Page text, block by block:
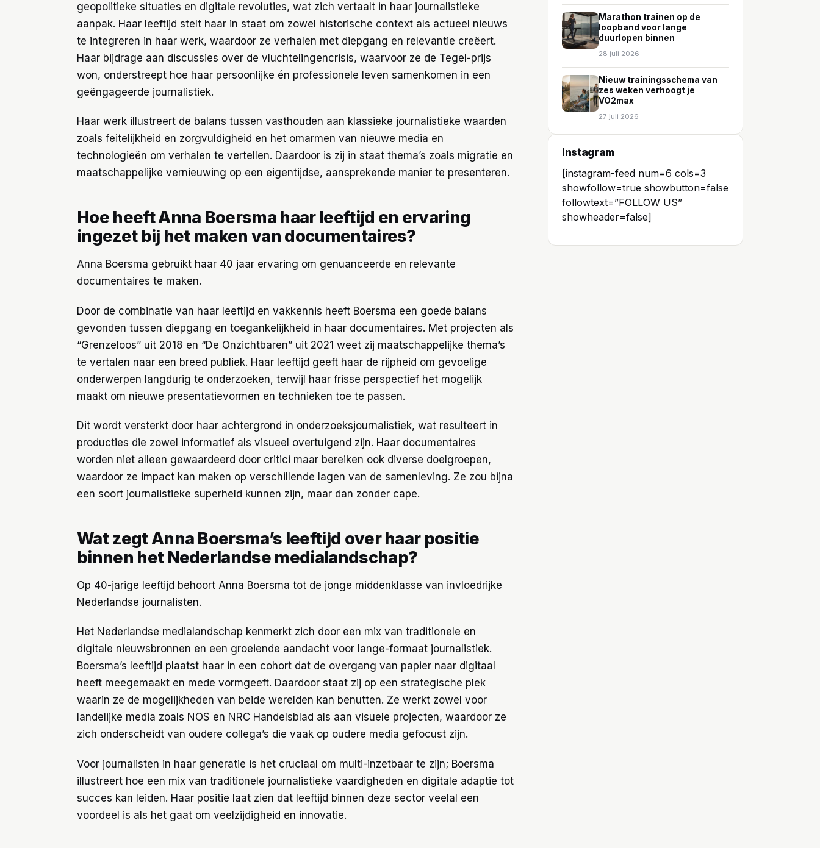
geopolitieke situaties en digitale revoluties, wat zich vertaalt in haar journalistieke
aanpak. Haar leeftijd stelt haar in staat om zowel historische context als actueel nieuws
te integreren in haar werk, waardoor ze verhalen met diepgang en relevantie creëert.
Haar bijdrage aan discussies over de vluchtelingencrisis, waarvoor ze de Tegel-prijs
won, onderstreept hoe haar persoonlijke én professionele leven samenkomen in een
geëngageerde journalistiek.
Haar werk illustreert de balans tussen vasthouden aan klassieke journalistieke waarden
zoals feitelijkheid en zorgvuldigheid en het omarmen van nieuwe media en
technologieën om verhalen te vertellen. Daardoor is zij in staat thema’s zoals migratie en
maatschappelijke vernieuwing op een eigentijdse, aansprekende manier te presenteren.
Hoe heeft Anna Boersma haar leeftijd en ervaring
ingezet bij het maken van documentaires?
Anna Boersma gebruikt haar 40 jaar ervaring om genuanceerde en relevante
documentaires te maken.
Door de combinatie van haar leeftijd en vakkennis heeft Boersma een goede balans
gevonden tussen diepgang en toegankelijkheid in haar documentaires. Met projecten als
“Grenzeloos” uit 2018 en “De Onzichtbaren” uit 2021 weet zij maatschappelijke thema’s
te vertalen naar een breed publiek. Haar leeftijd geeft haar de rijpheid om gevoelige
onderwerpen langdurig te onderzoeken, terwijl haar frisse perspectief het mogelijk
maakt om nieuwe presentatievormen en technieken toe te passen.
Dit wordt versterkt door haar achtergrond in onderzoeksjournalistiek, wat resulteert in
producties die zowel informatief als visueel overtuigend zijn. Haar documentaires
worden niet alleen gewaardeerd door critici maar bereiken ook diverse doelgroepen,
waardoor ze impact kan maken op verschillende lagen van de samenleving. Ze zou bijna
een soort journalistieke superheld kunnen zijn, maar dan zonder cape.
Wat zegt Anna Boersma’s leeftijd over haar positie
binnen het Nederlandse medialandschap?
Op 40-jarige leeftijd behoort Anna Boersma tot de jonge middenklasse van invloedrijke
Nederlandse journalisten.
Het Nederlandse medialandschap kenmerkt zich door een mix van traditionele en
digitale nieuwsbronnen en een groeiende aandacht voor lange-formaat journalistiek.
Boersma’s leeftijd plaatst haar in een cohort dat de overgang van papier naar digitaal
heeft meegemaakt en mede vormgeeft. Daardoor staat zij op een strategische plek
waarin ze de mogelijkheden van beide werelden kan benutten. Ze werkt zowel voor
landelijke media zoals NOS en NRC Handelsblad als aan visuele projecten, waardoor ze
zich onderscheidt van oudere collega’s die vaak op oudere media gefocust zijn.
Voor journalisten in haar generatie is het cruciaal om multi-inzetbaar te zijn; Boersma
illustreert hoe een mix van traditionele journalistieke vaardigheden en digitale adaptie tot
succes kan leiden. Haar positie laat zien dat leeftijd binnen deze sector veelal een
voordeel is als het gaat om veelzijdigheid en innovatie.
Marathon trainen op de
loopband voor lange
duurlopen binnen
28 juli 2026
Nieuw trainingsschema van
zes weken verhoogt je
VO2max
27 juli 2026
Instagram
[instagram-feed num=6 cols=3
showfollow=true showbutton=false
followtext=”FOLLOW US”
showheader=false]